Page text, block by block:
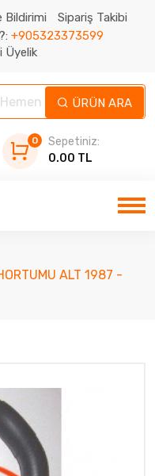
Bildirimi
Sipariş Takibi
+905323373599
Üyelik
ÜRÜN ARA
0
Sepetiniz:
0.00 TL
ALT 1987 -